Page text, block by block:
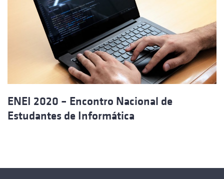
ENEI 2020 – Encontro Nacional de
Estudantes de Informática